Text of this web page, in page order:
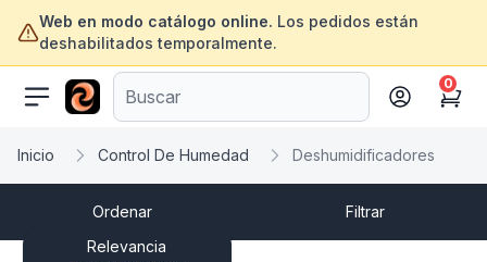
Web en modo catálogo online. Los pedidos están
deshabilitados temporalmente.
ofertasinformatica.com
Cart
0
Inicio Control De Humedad Deshumidificadores
Ordenar
Relevancia
Filtrar